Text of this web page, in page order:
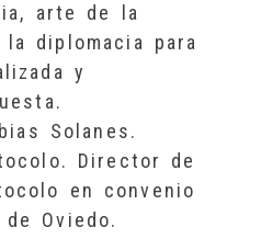
arte de la
diplomacia para
y
Solanes.
Director de
en convenio
Oviedo.